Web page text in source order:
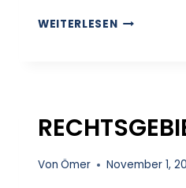
WEITERLESEN
Von Ömer November 1,